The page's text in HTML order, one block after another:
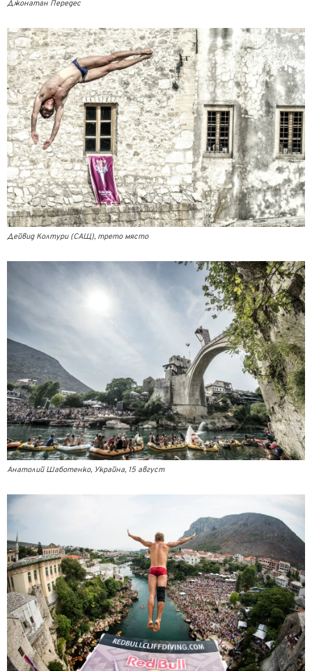
Джонатан Передес
Дейвид Колтури (САЩ), трето място
Анатолий Шаботенко, Украйна, 15 август